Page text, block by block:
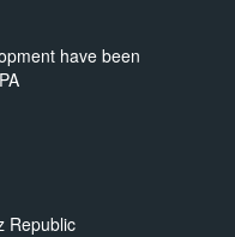
have been
Republic